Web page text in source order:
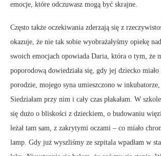
emocje, które odczuwasz mogą być skrajne.
Często także oczekiwania zderzają się z
okazuje, że nie tak sobie wyobrażałyśmy opiekę
swoich emocjach opowiada Daria, która o tym, że
poporodową dowiedziała się, gdy jej dziecko
porodzie, mojego syna umieszczono w inkubatorze,
Siedziałam przy nim i cały czas płakałam. W
się dużo o bliskości z dzieckiem, o budowaniu
leżał tam sam, z zakrytymi oczami – co miało
lamp. Gdy już wyszliśmy ze szpitala wpadłam w